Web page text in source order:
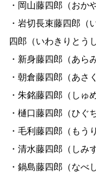
・岡山藤四郎（おか
・岩切長束藤四郎（
四郎（いわきりとう
・新身藤四郎（あら
・朝倉藤四郎（あさ
・朱銘藤四郎（しゅ
・樋口藤四郎（ひぐ
・毛利藤四郎（もう
・清水藤四郎（しみ
・鍋島藤四郎（なべ